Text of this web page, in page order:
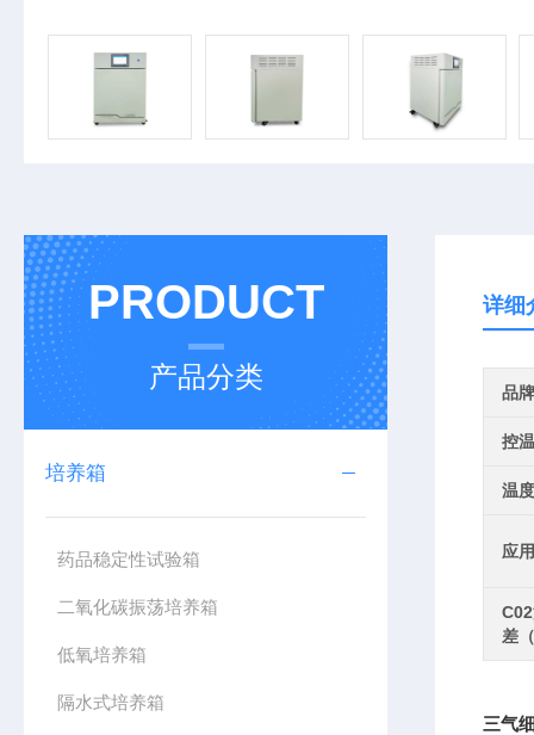
PRODUCT
产品分类
培养箱
药品稳定性试验箱
二氧化碳振荡培养箱
低氧培养箱
隔水式培养箱
详细
品牌
控
温
应
差
三气